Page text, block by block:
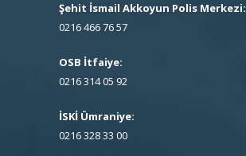
Şehit İsmail Akkoyun Polis Merkezi:
0216 466 76 57
OSB İtfaiye:
0216 314 05 92
İSKİ Ümraniye:
0216 328 33 00